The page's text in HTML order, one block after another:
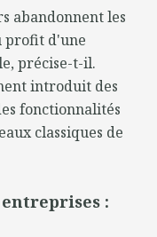
abandonnent les
profit d'une
précise-t-il.
introduit des
fonctionnalités
classiques de
: